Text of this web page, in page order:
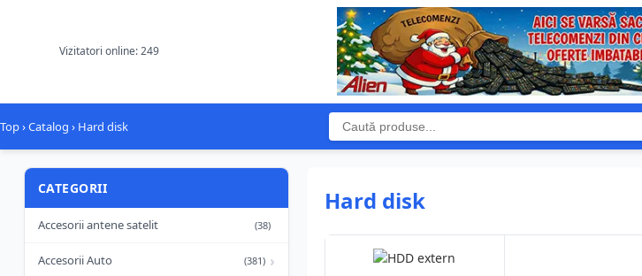
Vizitatori online: 249
Top›Catalog › Hard disk
CATEGORII
Accesorii antene satelit (38)
Accesorii Auto (381) ›
Hard disk